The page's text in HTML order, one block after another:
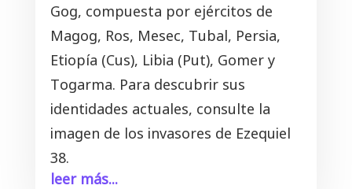
Gog, compuesta por ejércitos de
Magog, Ros, Mesec, Tubal, Persia,
Etiopía (Cus), Libia (Put), Gomer y
Togarma. Para descubrir sus
identidades actuales, consulte la
imagen de los invasores de Ezequiel
38.
leer más...